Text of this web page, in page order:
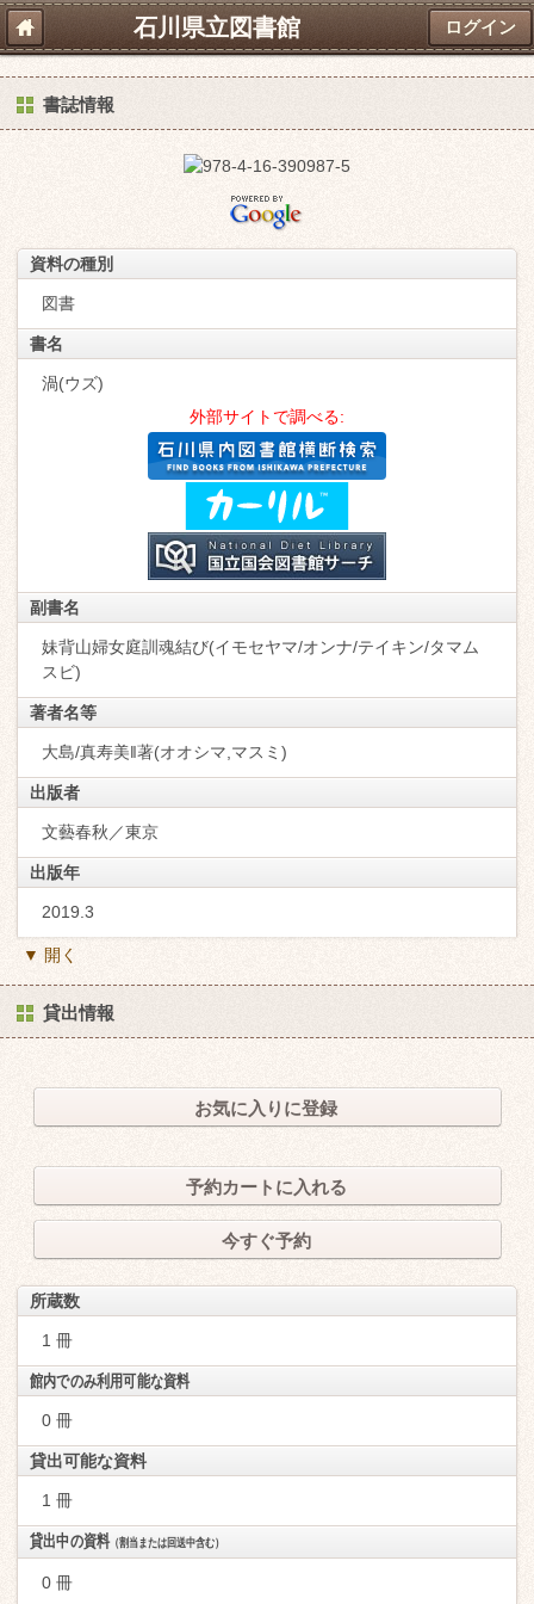
石川県立図書館 ログイン
書誌情報
資料の種別
図書
書名
渦(ウズ)
外部サイトで調べる:
副書名
妹背山婦女庭訓魂結び(イモセヤマ/オンナ/テイキン/タマム
スビ)
著者名等
大島/真寿美‖著(オオシマ,マスミ)
出版者
文藝春秋／東京
出版年
2019.3
▼ 開く
貸出情報
お気に入りに登録
予約カートに入れる
今すぐ予約
所蔵数
1 冊
館内でのみ利用可能な資料
0 冊
貸出可能な資料
1 冊
貸出中の資料（割当または回送中含む）
0 冊